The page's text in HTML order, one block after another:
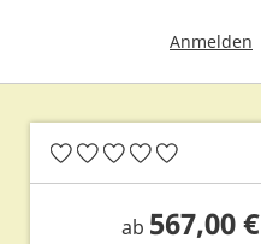
Anmelden
ab 567,00 €